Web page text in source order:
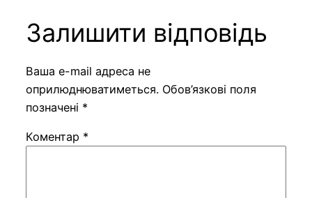
Залишити відповідь
Ваша e-mail адреса не
оприлюднюватиметься. Обов’язкові поля
позначені *
Коментар *